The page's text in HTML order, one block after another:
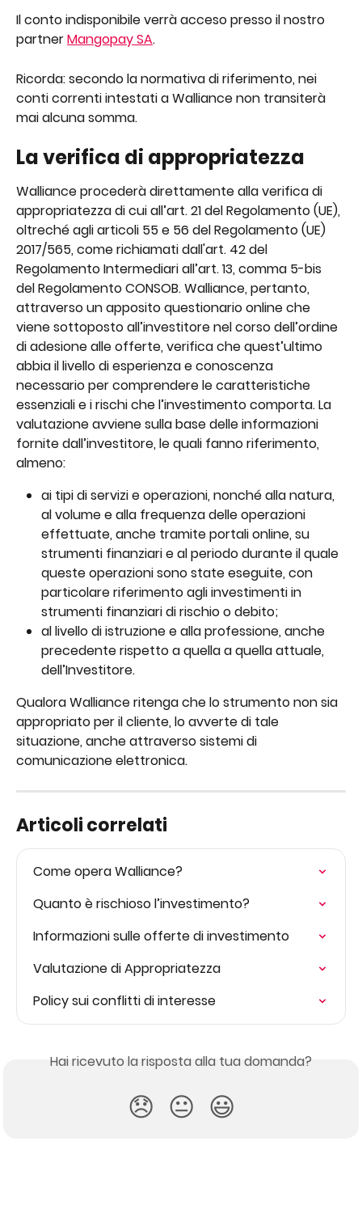
Il conto indisponibile verrà acceso presso il nostro
partner Mangopay SA.
Ricorda: secondo la normativa di riferimento, nei
conti correnti intestati a Walliance non transiterà
mai alcuna somma.
La verifica di appropriatezza
Walliance procederà direttamente alla verifica di
appropriatezza di cui all’art. 21 del Regolamento (UE),
oltreché agli articoli 55 e 56 del Regolamento (UE)
2017/565, come richiamati dall'art. 42 del
Regolamento Intermediari all’art. 13, comma 5-bis
del Regolamento CONSOB. Walliance, pertanto,
attraverso un apposito questionario online che
viene sottoposto all’investitore nel corso dell’ordine
di adesione alle offerte, verifica che quest’ultimo
abbia il livello di esperienza e conoscenza
necessario per comprendere le caratteristiche
essenziali e i rischi che l’investimento comporta. La
valutazione avviene sulla base delle informazioni
fornite dall’investitore, le quali fanno riferimento,
almeno:
ai tipi di servizi e operazioni, nonché alla natura,
al volume e alla frequenza delle operazioni
effettuate, anche tramite portali online, su
strumenti finanziari e al periodo durante il quale
queste operazioni sono state eseguite, con
particolare riferimento agli investimenti in
strumenti finanziari di rischio o debito;
al livello di istruzione e alla professione, anche
precedente rispetto a quella a quella attuale,
dell’Investitore.
Qualora Walliance ritenga che lo strumento non sia
appropriato per il cliente, lo avverte di tale
situazione, anche attraverso sistemi di
comunicazione elettronica.
Articoli correlati
Come opera Walliance?
Quanto è rischioso l’investimento?
Informazioni sulle offerte di investimento
Valutazione di Appropriatezza
Policy sui conflitti di interesse
Hai ricevuto la risposta alla tua domanda?
😞 😐 😃